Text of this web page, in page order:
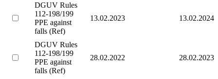
DGUV Rules
112-198/199
PPE against
falls (Ref)
13.02.2023 13.02.2024
DGUV Rules
112-198/199
PPE against
falls (Ref)
28.02.2022 28.02.2023